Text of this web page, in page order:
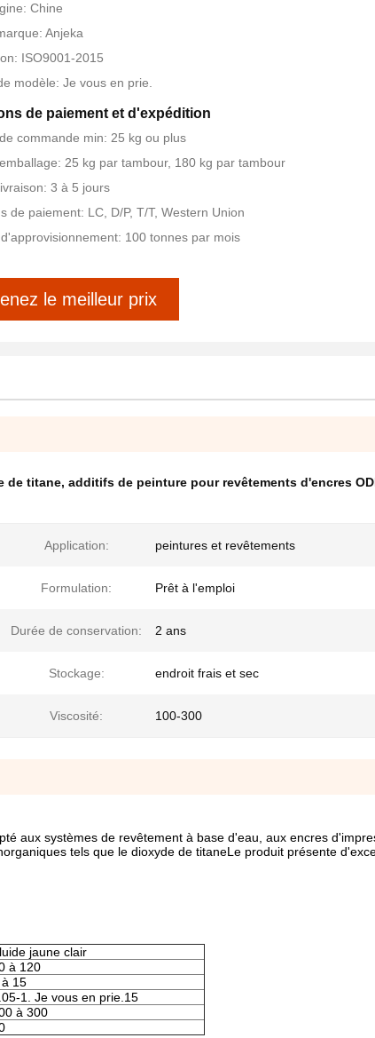
Chine
Anjeka
ISO9001-2015
modèle: Je vous en prie.
de paiement et d'expédition
commande min: 25 kg ou plus
25 kg par tambour, 180 kg par tambour
3 à 5 jours
de paiement: LC, D/P, T/T, Western Union
100 tonnes par mois
le meilleur prix
de titane, additifs de peinture pour revêtements d'encres
Application: peintures et revêtements
Formulation: Prêt à l'emploi
Durée de conservation: 2 ans
Stockage: endroit frais et sec
Viscosité: 100-300
aux systèmes de revêtement à base d'eau, aux encres
tels que le dioxyde de titaneLe produit présente
jaune clair
à 120
15
1. Je vous en prie.15
à 300